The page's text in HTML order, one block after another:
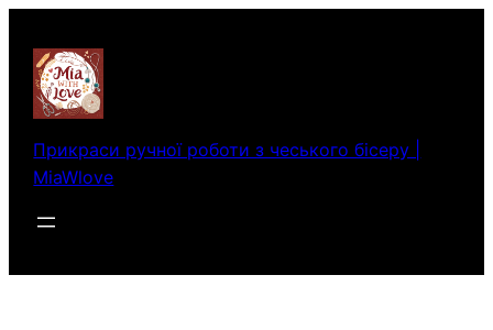
вмісту
Прикраси ручної роботи з чеського бісеру |
MiaWlove